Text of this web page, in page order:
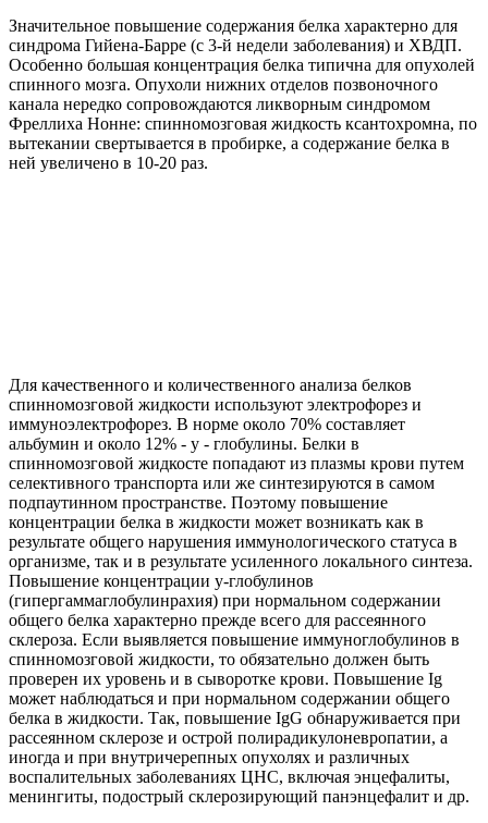
Значительное повышение содержания белка характерно для
синдрома Гийена-Барре (с 3-й недели заболевания) и ХВДП.
Особенно большая концентрация белка типична для опухолей
спинного мозга. Опухоли нижних отделов позвоночного
канала нередко сопровождаются ликворным синдромом
Фреллиха Нонне: спинномозговая жидкость ксантохромна, по
вытекании свертывается в пробирке, а содержание белка в
ней увеличено в 10-20 раз.
Для качественного и количественного анализа белков
спинномозговой жидкости используют электрофорез и
иммуноэлектрофорез. В норме около 70% составляет
альбумин и около 12% - у - глобулины. Белки в
спинномозговой жидкосте попадают из плазмы крови путем
селективного транспорта или же синтезируются в самом
подпаутинном пространстве. Поэтому повышение
концентрации белка в жидкости может возникать как в
результате общего нарушения иммунологического статуса в
организме, так и в результате усиленного локального синтеза.
Повышение концентрации у-глобулинов
(гипергаммаглобулинрахия) при нормальном содержании
общего белка характерно прежде всего для рассеянного
склероза. Если выявляется повышение иммуноглобулинов в
спинномозговой жидкости, то обязательно должен быть
проверен их уровень и в сыворотке крови. Повышение Ig
может наблюдаться и при нормальном содержании общего
белка в жидкости. Так, повышение IgG обнаруживается при
рассеянном склерозе и острой полирадикулоневропатии, а
иногда и при внутричерепных опухолях и различных
воспалительных заболеваниях ЦНС, включая энцефалиты,
менингиты, подострый склерозирующий панэнцефалит и др.